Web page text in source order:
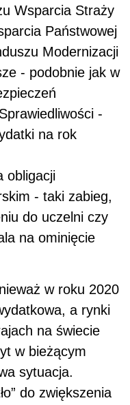
- taki zabieg,
do uczelni czy
na ominięcie
w roku 2020
a rynki
na świecie
w bieżącym
sytuacja.
do zwiększenia
przed
wzięła
wykorzystać
„zapakowania”
budżetu
choćby ze
się zrealizować